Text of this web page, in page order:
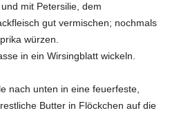
mit Petersilie, dem
gut vermischen; nochmals
würzen.
in ein Wirsingblatt wickeln.
nach unten in eine feuerfeste,
Butter in Flöckchen auf die